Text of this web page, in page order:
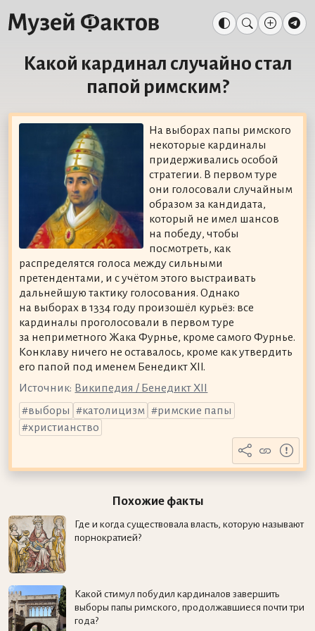
Какой кардинал случайно стал
папой римским?
На выборах папы римского
некоторые кардиналы
придерживались особой
стратегии. В первом туре
они голосовали случайным
образом за кандидата,
который не имел шансов
на победу, чтобы
посмотреть, как
распределятся голоса между сильными
претендентами, и с учётом этого выстраивать
дальнейшую тактику голосования. Однако
на выборах в 1334 году произошёл курьёз: все
кардиналы проголосовали в первом туре
за неприметного Жака Фурнье, кроме самого Фурнье.
Конклаву ничего не оставалось, кроме как утвердить
его папой под именем Бенедикт XII.
Источник: Википедия / Бенедикт XII
выборы
католицизм
римские папы
христианство
Похожие факты
Где и когда существовала власть, которую называют
порнократией?
Какой стимул побудил кардиналов завершить
выборы папы римского, продолжавшиеся почти три
года?